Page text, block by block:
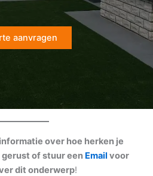
aanvragen
over hoe herken je
gerust of stuur een Email voor
dit onderwerp!